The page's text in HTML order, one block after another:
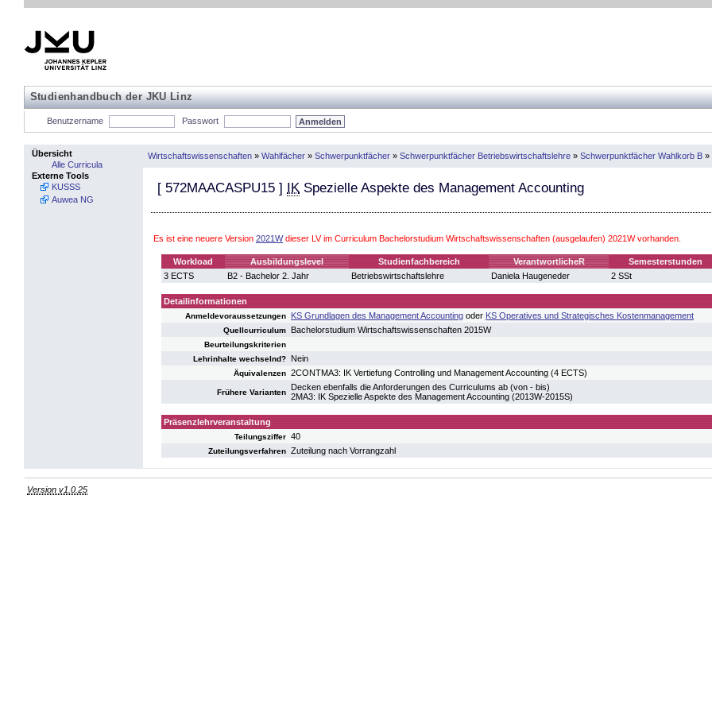
Studienhandbuch der JKU Linz
Benutzername Passwort
Übersicht
Alle Curricula
Externe Tools
KUSSS
Auwea NG
Wirtschaftswissenschaften » Wahlfächer » Schwerpunktfächer » Schwerpunktfächer Betriebswirtschaftslehre » Schwerpunktfächer Wahlkorb B »
[ 572MAACASPU15 ] IK Spezielle Aspekte des Management Accounting
Es ist eine neuere Version 2021Wdieser LV im Curriculum Bachelorstudium Wirtschaftswissenschaften (ausgelaufen) 2021W vorhanden.
Workload Ausbildungslevel Studienfachbereich VerantwortlicheR Semesterstunden
3 ECTS
B2 - Bachelor 2. Jahr Betriebswirtschaftslehre Daniela Haugeneder 2 SSt
Detailinformationen
Anmeldevoraussetzungen KS Grundlagen des Management Accounting oder KS Operatives und Strategisches Kostenmanagement
Quellcurriculum Bachelorstudium Wirtschaftswissenschaften 2015W
Beurteilungskriterien
Lehrinhalte wechselnd?
Nein
Äquivalenzen 2CONTMA3: IK Vertiefung Controlling und Management Accounting (4 ECTS)
Frühere Varianten
Decken ebenfalls die Anforderungen des Curriculums ab (von - bis)
2MA3: IK Spezielle Aspekte des Management Accounting (2013W-2015S)
Präsenzlehrveranstaltung
Teilungsziffer 40
Zuteilungsverfahren Zuteilung nach Vorrangzahl
Version v1.0.25